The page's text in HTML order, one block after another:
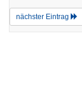
nächster Eintrag